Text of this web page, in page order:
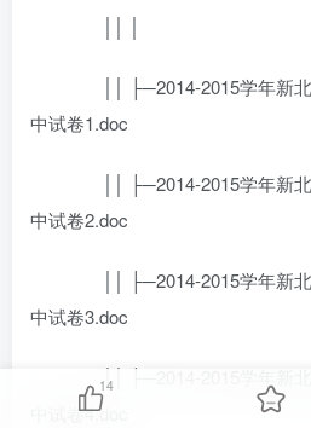
││ ├─2014-2015学年新北
中试卷1.doc
││ ├─2014-2015学年新北
中试卷2.doc
││ ├─2014-2015学年新北
中试卷3.doc
││ ├─2014-2015学年新北
中试卷4.doc
14